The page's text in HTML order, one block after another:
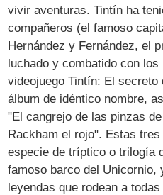
vivir aventuras. Tintín ha
compañeros (el famoso
Hernández y Fernández, el
luchado y combatido con
videojuego Tintín: El secreto
álbum de idéntico nombre,
"El cangrejo de las pinzas
Rackham el rojo". Estas
especie de tríptico o trilogía
famoso barco del Unicornio,
leyendas que rodean a